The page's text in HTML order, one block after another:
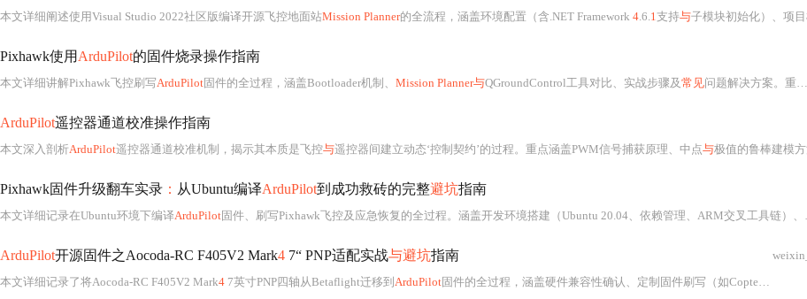
本文详细阐述使用Visual Studio 2022社区版编译开源飞控地面站Mission Planner的全流程，涵盖环境配置（含.NET Framework 4.6.1支持与子模块初始化）、项目框架升级（
Pixhawk使用 ArduPilot的固件烧录操作指南
本文详细讲解Pixhawk飞控刷写ArduPilot固件的全过程，涵盖Bootloader机制、 Mission Planner与QGroundControl工具对比、实战步骤及常见问题解决方案。重点包括驱动
ArduPilot遥控器通道校准操作指南
本文深入剖析ArduPilot遥控器通道校准机制，揭示其本质是飞控与遥控器间建立动态‘控制契约’的过程。重点涵盖PWM信号捕获原理、中点与极值的鲁棒建模方
Pixhawk固件升级翻车实录 ： 从Ubuntu编译ArduPilot到成功救砖的完整避坑指南
本文详细记录在Ubuntu环境下编译ArduPilot固件、刷写Pixhawk飞控及应急恢复的全过程。涵盖开发环境搭建（Ubuntu 20.04、依赖管理、ARM交叉工具链）、源码获取
ArduPilot开源固件之Aocoda-RC F405V2 Mark4 7“ PNP适配实战与避坑指南
本文详细记录了将Aocoda-RC F405V2 Mark4 7英寸PNP四轴从Betaflight迁移到 ArduPilot固件的全过程，涵盖硬件兼容性确认、定制固件刷写（如Copter- 4.4.3